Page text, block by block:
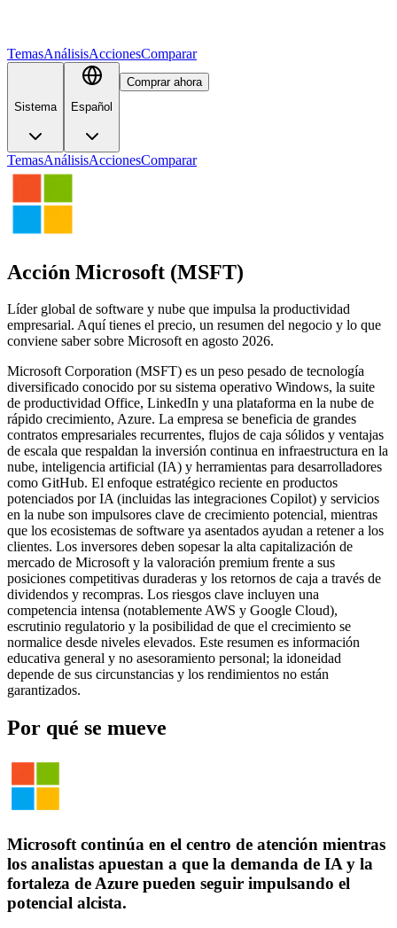
TemasAnálisisAccionesComparar
Sistema Español
Comprar ahora
TemasAnálisisAccionesComparar
Acción Microsoft (MSFT)
Líder global de software y nube que impulsa la productividad
empresarial. Aquí tienes el precio, un resumen del negocio y lo que
conviene saber sobre Microsoft en agosto 2026.
Microsoft Corporation (MSFT) es un peso pesado de tecnología
diversificado conocido por su sistema operativo Windows, la suite
de productividad Office, LinkedIn y una plataforma en la nube de
rápido crecimiento, Azure. La empresa se beneficia de grandes
contratos empresariales recurrentes, flujos de caja sólidos y ventajas
de escala que respaldan la inversión continua en infraestructura en la
nube, inteligencia artificial (IA) y herramientas para desarrolladores
como GitHub. El enfoque estratégico reciente en productos
potenciados por IA (incluidas las integraciones Copilot) y servicios
en la nube son impulsores clave de crecimiento potencial, mientras
que los ecosistemas de software ya asentados ayudan a retener a los
clientes. Los inversores deben sopesar la alta capitalización de
mercado de Microsoft y la valoración premium frente a sus
posiciones competitivas duraderas y los retornos de caja a través de
dividendos y recompras. Los riesgos clave incluyen una
competencia intensa (notablemente AWS y Google Cloud),
escrutinio regulatorio y la posibilidad de que el crecimiento se
normalice desde niveles elevados. Este resumen es información
educativa general y no asesoramiento personal; la idoneidad
depende de sus circunstancias y los rendimientos no están
garantizados.
Por qué se mueve
Microsoft continúa en el centro de atención mientras
los analistas apuestan a que la demanda de IA y la
fortaleza de Azure pueden seguir impulsando el
potencial alcista.